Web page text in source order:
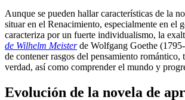
Aunque se pueden hallar características de la
situar en el Renacimiento, especialmente en el
caracteriza por un fuerte individualismo, la
de Wilhelm Meisterde Wolfgang Goethe
de contener rasgos del pensamiento
verdad, así como comprender el mundo y
Evolución de la novela de